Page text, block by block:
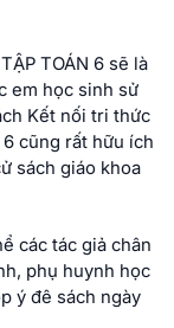
TOÁN 6 sẽ là
em học sinh sử
Kết nối tri thức
6 cũng rất hữu ích
sách giáo khoa
các tác giả chân
phụ huynh học
ý đê sách ngày